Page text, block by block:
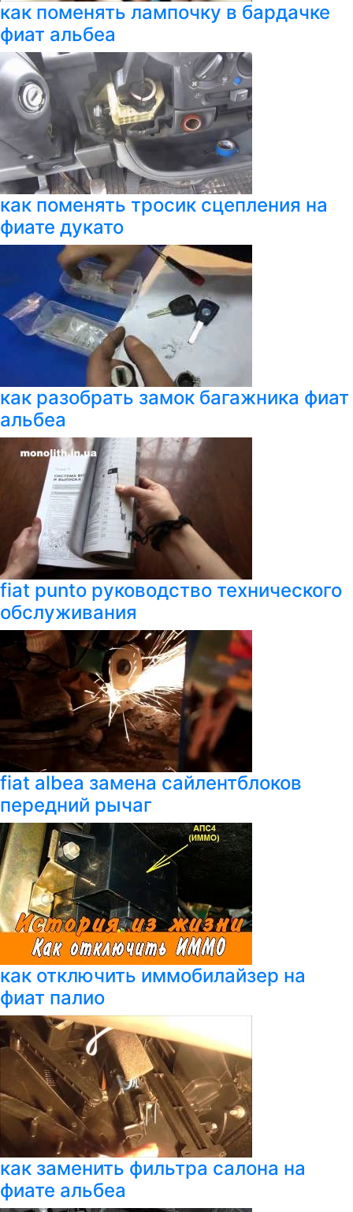
как поменять лампочку в бардачке
фиат альбеа
как поменять тросик сцепления на
фиате дукато
как разобрать замок багажника фиат
альбеа
fiat punto руководство технического
обслуживания
fiat albea замена сайлентблоков
передний рычаг
как отключить иммобилайзер на
фиат палио
как заменить фильтра салона на
фиате альбеа